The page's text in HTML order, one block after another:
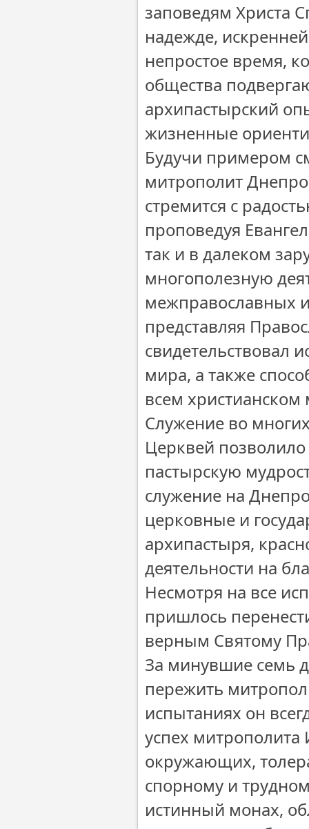
заповедям Христа
надежде,
непростое время,
общества
архипастырский
жизненные
Будучи примером
митрополит
стремится с
проповедуя
так и в далеком
многополезную
межправославных
представляя
свидетельствовал
мира, а также
всем христианском
Служение во
Церквей
пастырскую
служение на
церковные и
архипастыря,
деятельности на
Несмотря на все
пришлось
верным Святому
За минувшие семь
пережить
испытаниях он
успех
окружающих,
спорному и
истинный монах,